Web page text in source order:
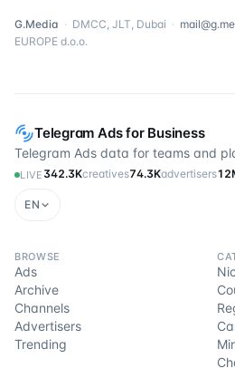
Telegram Ads for Business
Telegram Ads data for teams and
LIVE 342.3Kcreatives74.3Kadvertisers
EN
BROWSE
Ads
Archive
Channels
Advertisers
Trending
G.Media · DMCC, JLT, Dubai ·
EUROPE d.o.o.